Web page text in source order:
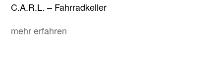
C.A.R.L. – Fahrradkeller
mehr erfahren